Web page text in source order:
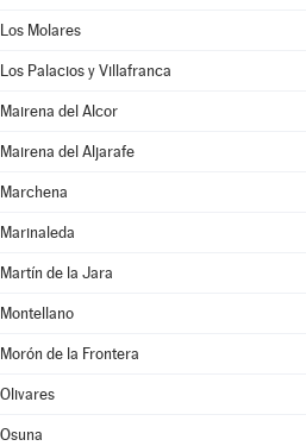
Los Molares
Los Palacios y Villafranca
Mairena del Alcor
Mairena del Aljarafe
Marchena
Marinaleda
Martín de la Jara
Montellano
Morón de la Frontera
Olivares
Osuna